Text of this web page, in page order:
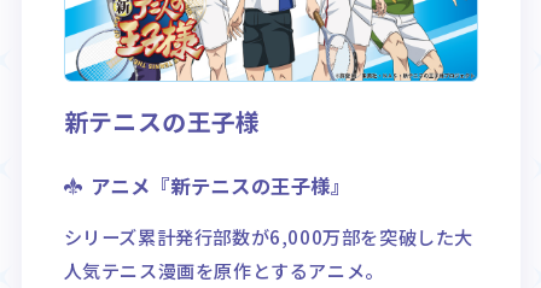
Rule / Q&A
ルール/Q&A
Deck Recipe
デッキレシピ
新テニスの王子様
アニメ『新テニスの王子様』
シリーズ累計発行部数が6,000万部を突破した大
人気テニス漫画を原作とするアニメ。